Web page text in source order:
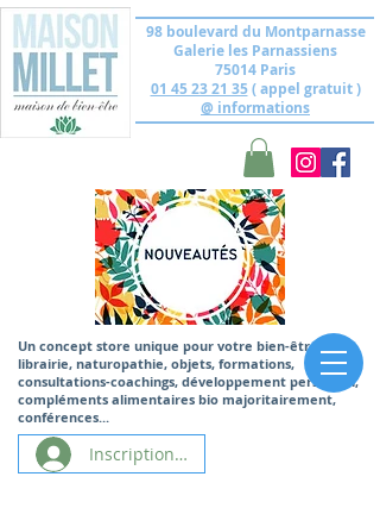
98 boulevard du Montparnasse
Galerie les Parnassiens
75014 Paris
01 45 23 21 35( appel gratuit )
@ informations
Un concept store unique pour votre bien-être,
librairie, naturopathie, objets, formations,
consultations-coachings, développement personnel,
compléments alimentaires bio majoritairement,
conférences...
Inscription/Connexion